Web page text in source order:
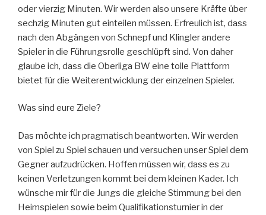
oder vierzig Minuten. Wir werden also unsere Kräfte über
sechzig Minuten gut einteilen müssen. Erfreulich ist, dass
nach den Abgängen von Schnepf und Klingler andere
Spieler in die Führungsrolle geschlüpft sind. Von daher
glaube ich, dass die Oberliga BW eine tolle Plattform
bietet für die Weiterentwicklung der einzelnen Spieler.
Was sind eure Ziele?
Das möchte ich pragmatisch beantworten. Wir werden
von Spiel zu Spiel schauen und versuchen unser Spiel dem
Gegner aufzudrücken. Hoffen müssen wir, dass es zu
keinen Verletzungen kommt bei dem kleinen Kader. Ich
wünsche mir für die Jungs die gleiche Stimmung bei den
Heimspielen sowie beim Qualifikationsturnier in der